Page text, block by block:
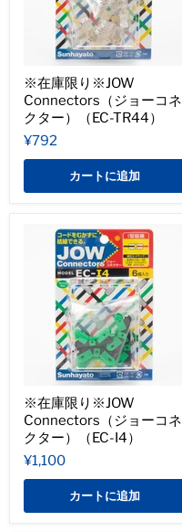
※在庫限り※JOW
Connectors（ジョーコネ
クター）（EC-TR44）
¥792
カートに追加
※在庫限り※JOW
Connectors（ジョーコネ
クター）（EC-I4）
¥1,100
カートに追加